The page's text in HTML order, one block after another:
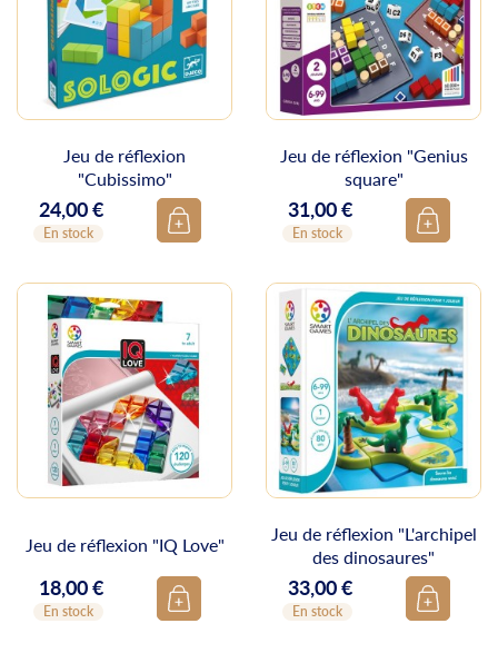
Jeu de réflexion
"Cubissimo"
Prix
24,00 €
En stock
Jeu de réflexion "Genius
square"
Prix
31,00 €
En stock
Jeu de réflexion "IQ Love"
Prix
18,00 €
En stock
Jeu de réflexion "L'archipel
des dinosaures"
Prix
33,00 €
En stock